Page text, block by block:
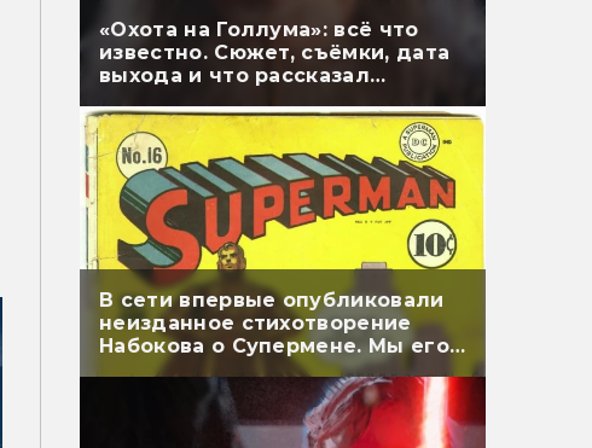
«Охота на Голлума»: всё что
известно. Сюжет, съёмки, дата
выхода и что рассказал
В сети впервые опубликовали
неизданное стихотворение
Набокова о Супермене. Мы его
перевели